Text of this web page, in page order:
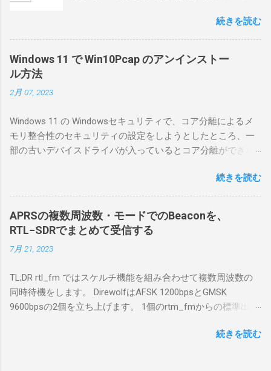
としているので、リモートから操作できる無
線局構築のために、真面目に使ってみること
くだろうと思ったのだが、ちっともそんなに
合は、下記のこれらものが必要である ICOMの
無線機。 今回は私が持っているIC-7300を使
う。 無線機側(サーバ側) のWindows PC。 今
を入れて使っている。 TPMとか入っているの
でBitLockerのDisk暗号化もでき、遠隔地で盗難
にあってもデータ流出の危険性が少ないかな
と思って。 操作側 (クライアント側) の
ど。 そして、リモート操作を行うソフトウェ
アであるRS-BA1。 RS-BA1はサーバ側・クラ
イアント側の両方にインストールする。 私の
理解した無線機からサーバPC、クライアント
続きを読む
Windows 11 で Win10Pcap のアンインストー
ル方法
2月 07, 2023
Windows 11 の Windowsセキュリティで、コア分離によるメ
モリ整合性のセキュリティの設定をしようとしたところ、一
部の古いデバイスドライバが入っているとコア分離ができな
で利用する Win10Pcap.sys が入っているためにコア分離がで
きないとエラーが出ておりました。 アンインストールのプロ
グラムなどを走らせてもアンインストールできなかったの
で、どのように実行すればよいのか調べながら実施しまし
た。結論としては pnputil というコマンドを用いればよかった
です。 まずは管理者権限でTerminalを実行します。
PowerShellが起動しました。 適当なファイルに、現在インス
トールされているドライバを書き出す。 pnputil /enum-
drivers > inf.txt # 上記のファイルから win10pcap を探し出す
開名が oem131.inf であるとわかりました。 公開名:
続きを読む
APRSの複数周波数・モードでのBeaconを、
RTL−SDRでまとめて受信する
7月 21, 2023
TL;DR rtl_fm ではスケルチ機能を組み合わせて複数周波数の
同時待機をします。 DirewolfはAFSK 1200bpsとGMSK
9600bpsの2個を立ち上げます。 1個のrtm_fmからの標準出力
す。 コマンドはこのようになりました。 #!/bin/bash続きを読む